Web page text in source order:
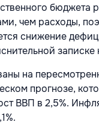
бюджета
чем расходы,
снижение
записке
на
прогнозе,
ВВП в 2,5%.